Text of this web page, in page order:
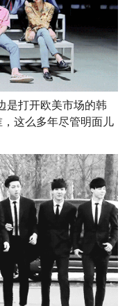
是打开欧美市场的韩
这么多年尽管明面儿